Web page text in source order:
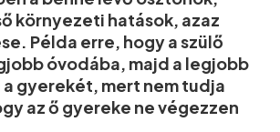
környezeti hatások, azaz
Példa erre, hogy a szülő
óvodába, majd a legjobb
gyerekét, mert nem tudja
az ő gyereke ne végezzen